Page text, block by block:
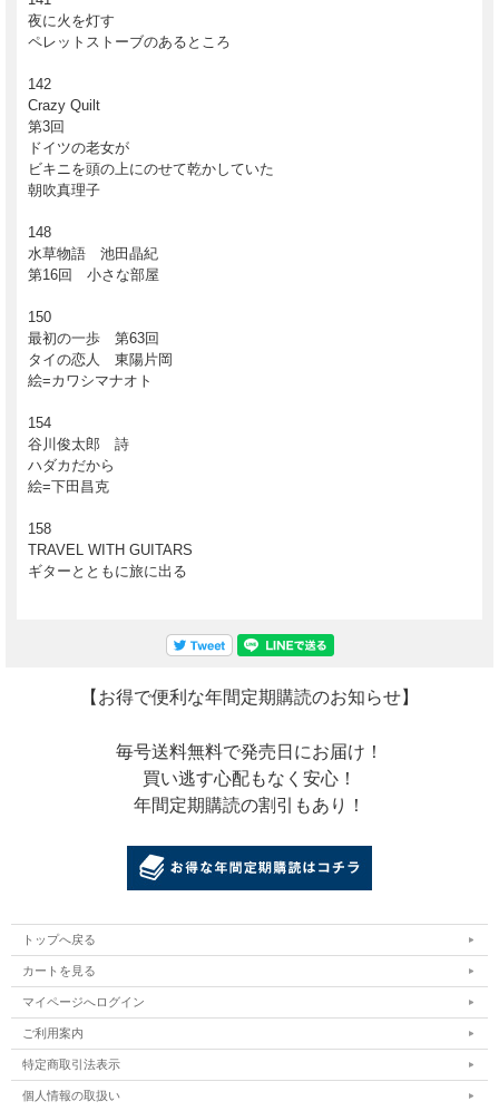
夜に火を灯す
ペレットストーブのあるところ
142
Crazy Quilt
第3回
ドイツの老女が
ビキニを頭の上にのせて乾かしていた
朝吹真理子
148
水草物語 池田晶紀
第16回 小さな部屋
150
最初の一歩 第63回
タイの恋人 東陽片岡
絵=カワシマナオト
154
谷川俊太郎 詩
ハダカだから
絵=下田昌克
158
TRAVEL WITH GUITARS
ギターとともに旅に出る
【お得で便利な年間定期購読のお知らせ】
毎号送料無料で発売日にお届け！
買い逃す心配もなく安心！
年間定期購読の割引もあり！
トップへ戻る
カートを見る
マイページへログイン
ご利用案内
特定商取引法表示
個人情報の取扱い